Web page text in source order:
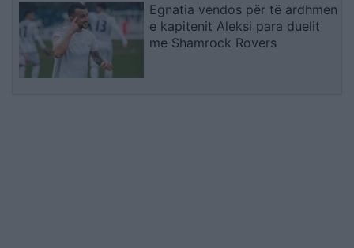
Egnatia vendos për të ardhmen
e kapitenit Aleksi para duelit
me Shamrock Rovers